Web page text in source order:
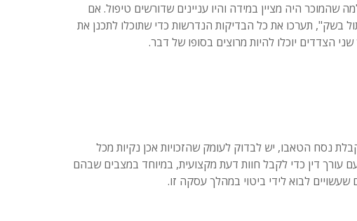
שהמוכר היה מציין במידה והיו עניינים שדורשים טיפול. אם
בשק", תערכו את כל הבדיקות הנדרשות כדי שתוכלו לתכנן את
הצדדים יוכלו להיות מרוצים בסופו של דבר.
נסח הטאבו, יש לבדוק לעומק שהזכויות אכן נקיות מכל
עורך דין כדי לקבל חוות דעת מקצועית, במיוחד במצבים שבהם
לבוא לידי ביטוי במהלך עסקה זו.